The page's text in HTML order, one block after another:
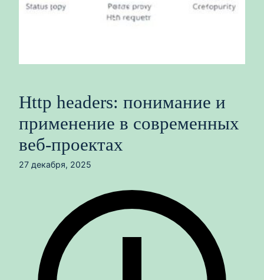
Http headers: понимание и
применение в современных
веб‑проектах
27 декабря, 2025